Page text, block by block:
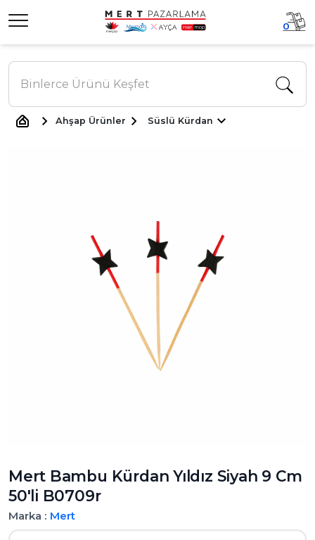
0
Ahşap Ürünler Süslü Kürdan
Mert Bambu Kürdan Yıldız Siyah 9 Cm
50'li B0709r
Marka : Mert